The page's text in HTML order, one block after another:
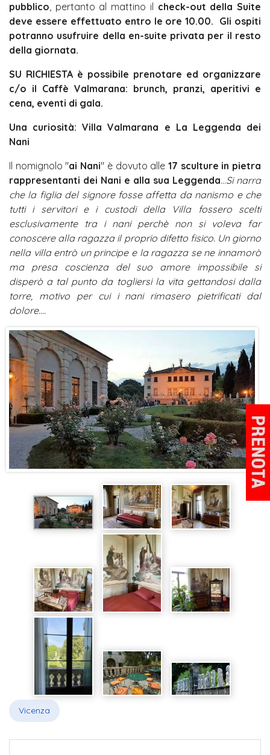
pubblico, pertanto al mattino il check-out della Suite
deve essere effettuato entro le ore 10.00. Gli ospiti
potranno usufruire della en-suite privata per il resto
della giornata.
SU RICHIESTA è possibile prenotare ed organizzare
c/o il Caffè Valmarana: brunch, pranzi, aperitivi e
cena, eventi di gala.
Una curiosità: Villa Valmarana e La Leggenda dei
Nani
Il nomignolo "ai Nani" è dovuto alle 17 sculture in pietra
rappresentanti dei Nani e alla sua Leggenda...Si narra
che la figlia del signore fosse affetta da nanismo e che
tutti i servitori e i custodi della Villa fossero scelti
esclusivamente tra i nani perchè non si voleva far
conoscere alla ragazza il proprio difetto fisico. Un giorno
nella villa entrò un principe e la ragazza se ne innamorò
ma presa coscienza del suo amore impossibile si
disperò a tal punto da togliersi la vita gettandosi dalla
torre, motivo per cui i nani rimasero pietrificati dal
dolore....
Vicenza